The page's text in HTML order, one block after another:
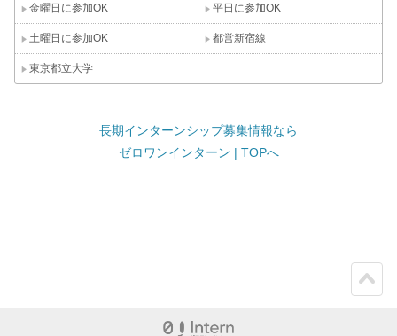
金曜日に参加OK 平日に参加OK
土曜日に参加OK 都営新宿線
東京都立大学
長期インターンシップ募集情報なら
ゼロワンインターン | TOPへ